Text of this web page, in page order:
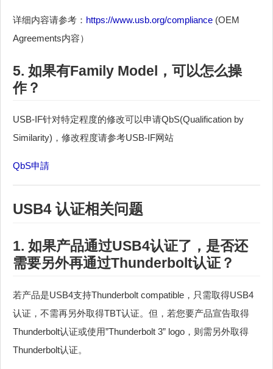
详细内容请参考： https://www.usb.org/compliance (OEM
Agreements内容）
5. 如果有Family Model，可以怎么操
作？
USB-IF针对特定程度的修改可以申请QbS(Qualification by
Similarity)，修改程度请参考USB-IF网站
QbS申請
USB4 认证相关问题
1. 如果产品通过USB4认证了，是否还
需要另外再通过Thunderbolt认证？
若产品是USB4支持Thunderbolt compatible，只需取得USB4
认证，不需再另外取得TBT认证。但，若您要产品宣告取得
Thunderbolt认证或使用”Thunderbolt 3” logo，则需另外取得
Thunderbolt认证。